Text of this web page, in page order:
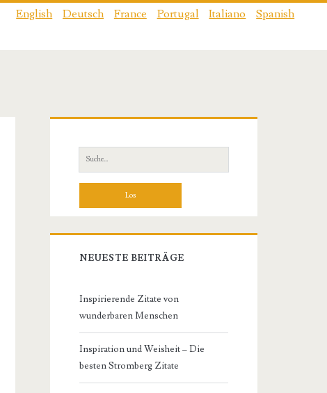
English Deutsch France Portugal Italiano Spanish
Suche
nach:
NEUESTE BEITRÄGE
Inspirierende Zitate von
wunderbaren Menschen
Inspiration und Weisheit – Die
besten Stromberg Zitate